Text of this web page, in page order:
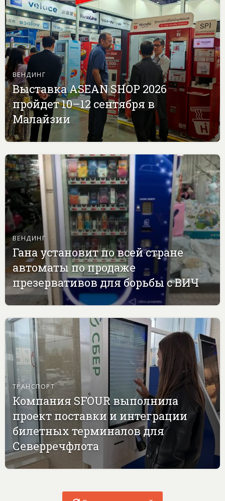
ВЕНДИНГ
Выставка ASEAN SHOP 2026
пройдет 10–12 сентября в
Малайзии
ВЕНДИНГ
Гана установит по всей стране
автоматы по продаже
презервативов для борьбы с ВИЧ
ТРАНСПОРТ
Компания SFOUR выполнила
проект поставки и интеграции
билетных терминалов для
Северречфлота